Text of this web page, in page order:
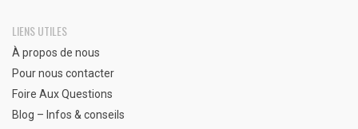
LIENS UTILES
À propos de nous
Pour nous contacter
Foire Aux Questions
Blog – Infos & conseils